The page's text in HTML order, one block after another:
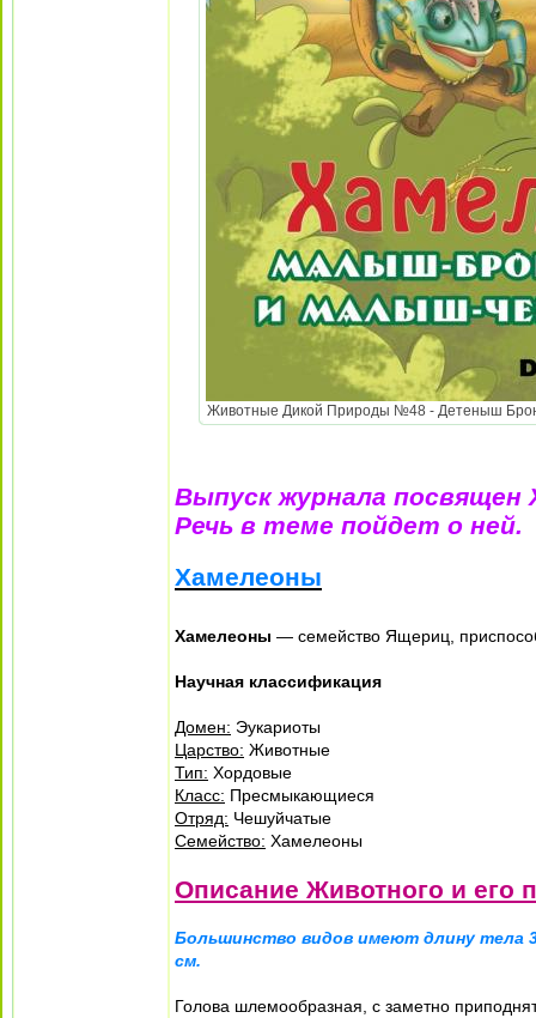
Животные Дикой Природы №48 - Детеныш
Выпуск журнала
Речь в теме пойдет о ней.
Хамелеоны
Хамелеоны — семейство Ящериц,
Научная классификация
Домен: Эукариоты
Царство: Животные
Тип: Хордовые
Класс: Пресмыкающиеся
Отряд: Чешуйчатые
Семейство: Хамелеоны
Описание Животного и его
Большинство видов имеют длину тела
см.
Голова шлемообразная, с заметно